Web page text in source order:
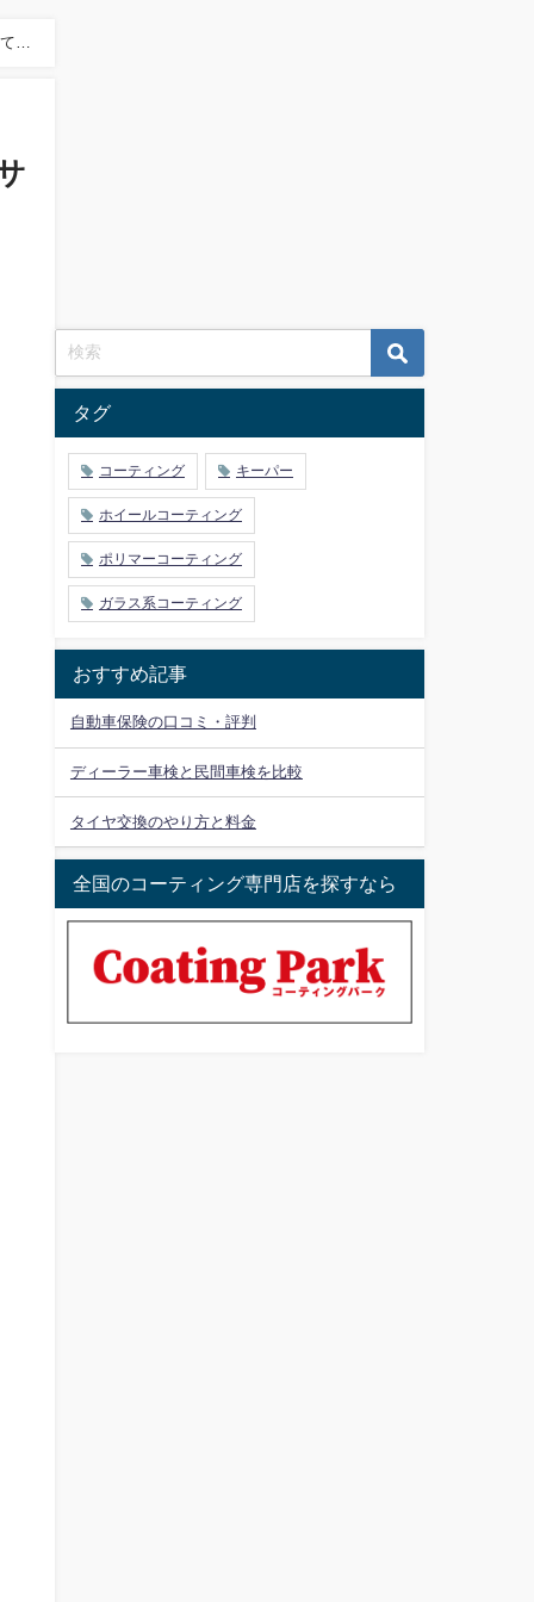
知
タグ
コーティング キーパー
ホイールコーティング
ポリマーコーティング
ガラス系コーティング
おすすめ記事
自動車保険の口コミ・評判
ディーラー車検と民間車検を比較
タイヤ交換のやり方と料金
全国のコーティング専門店を探すなら